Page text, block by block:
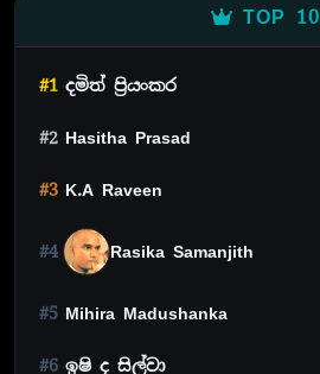
TOP 10
#1 දමිත් ප්‍රියංකර
#2 Hasitha Prasad
#3 K.A Raveen
#4 Rasika Samanjith
#5 Mihira Madushanka
#6 ඉෂි ද සිල්වා